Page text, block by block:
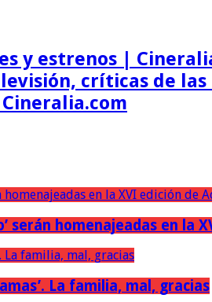
críticas de
serán homenajeadas en la
La familia, mal, gracias